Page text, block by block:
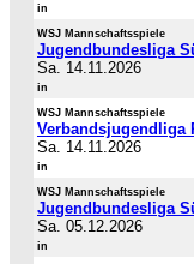
in
WSJ Mannschaftsspiele
Jugendbundesliga
Sa. 14.11.2026
in
WSJ Mannschaftsspiele
Verbandsjugendliga
Sa. 14.11.2026
in
WSJ Mannschaftsspiele
Jugendbundesliga
Sa. 05.12.2026
in